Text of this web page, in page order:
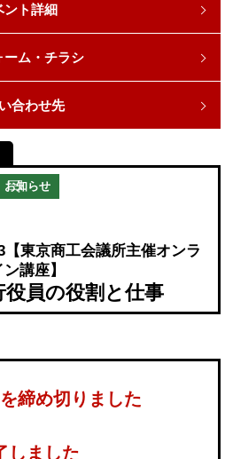
ント詳細
ーム・チラシ
合わせ先
お知らせ
東京商工会議所主催オンラ
ン講座】
役員の役割と仕事
締め切りました
しました